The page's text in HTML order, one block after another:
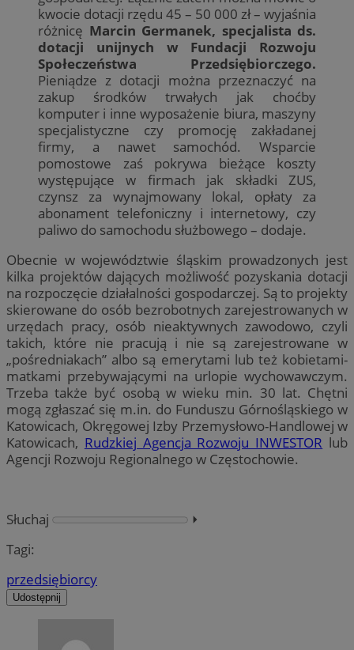
kwocie dotacji rzędu 45 – 50 000 zł – wyjaśnia
różnicę Marcin Germanek, specjalista ds.
dotacji unijnych w Fundacji Rozwoju
Społeczeństwa Przedsiębiorczego.
Pieniądze z dotacji można przeznaczyć na
zakup środków trwałych jak choćby
komputer i inne wyposażenie biura, maszyny
specjalistyczne czy promocję zakładanej
firmy, a nawet samochód. Wsparcie
pomostowe zaś pokrywa bieżące koszty
występujące w firmach jak składki ZUS,
czynsz za wynajmowany lokal, opłaty za
abonament telefoniczny i internetowy, czy
paliwo do samochodu służbowego – dodaje.
Obecnie w województwie śląskim prowadzonych jest
kilka projektów dających możliwość pozyskania dotacji
na rozpoczęcie działalności gospodarczej. Są to projekty
skierowane do osób bezrobotnych zarejestrowanych w
urzędach pracy, osób nieaktywnych zawodowo, czyli
takich, które nie pracują i nie są zarejestrowane w
„pośredniakach” albo są emerytami lub też kobietami-
matkami przebywającymi na urlopie wychowawczym.
Trzeba także być osobą w wieku min. 30 lat. Chętni
mogą zgłaszać się m.in. do Funduszu Górnośląskiego w
Katowicach, Okręgowej Izby Przemysłowo-Handlowej w
Katowicach, Rudzkiej Agencja Rozwoju INWESTOR lub
Agencji Rozwoju Regionalnego w Częstochowie.
Słuchaj
⏵︎
Tagi:
przedsiębiorcy
Udostępnij